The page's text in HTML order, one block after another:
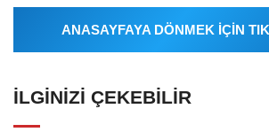
ANASAYFAYA DÖNMEK İÇİN
İLGINIZI ÇEKEBILIR